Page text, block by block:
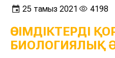
25 тамыз 2021 4198
ӨСІМДІКТЕРДІ
БИОЛОГИЯЛЫҚ